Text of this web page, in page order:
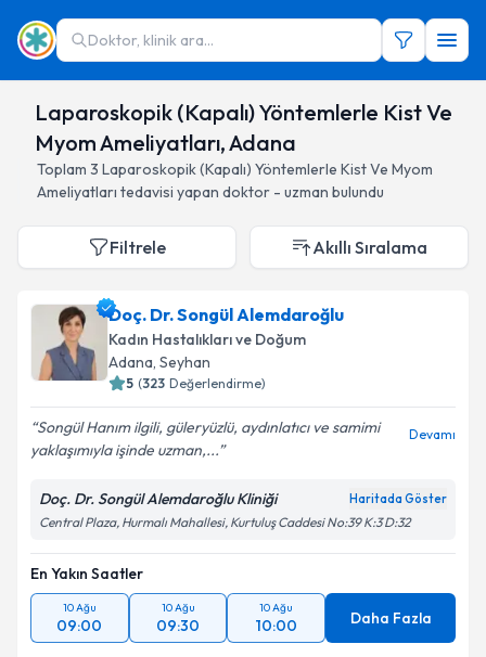
Doktor, klinik ara...
Laparoskopik (Kapalı) Yöntemlerle Kist Ve
Myom Ameliyatları, Adana
Toplam 3 Laparoskopik (Kapalı) Yöntemlerle Kist Ve Myom
Ameliyatları tedavisi yapan doktor - uzman bulundu
Filtrele Akıllı Sıralama
Doç. Dr. Songül Alemdaroğlu
Kadın Hastalıkları ve Doğum
Adana, Seyhan
5 (323 Değerlendirme)
Songül Hanım ilgili, güleryüzlü, aydınlatıcı ve samimi
yaklaşımıyla işinde uzman,...
Devamı
Doç. Dr. Songül Alemdaroğlu Kliniği Haritada Göster
Central Plaza, Hurmalı Mahallesi, Kurtuluş Caddesi No:39 K:3 D:32
En Yakın Saatler
10 Ağu
09:00
10 Ağu
09:30
10 Ağu
10:00 Daha Fazla